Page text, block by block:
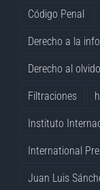
Código Penal
Derecho a la
Derecho al olvido
Filtraciones
Instituto
International
Juan Luis